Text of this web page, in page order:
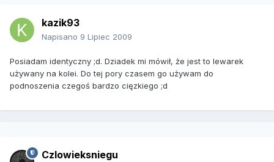
kazik93
Napisano 9 Lipiec 2009
Posiadam identyczny ;d. Dziadek mi mówił, że jest to lewarek
używany na kolei. Do tej pory czasem go używam do
podnoszenia czegoś bardzo cięzkiego ;d
Czlowieksniegu